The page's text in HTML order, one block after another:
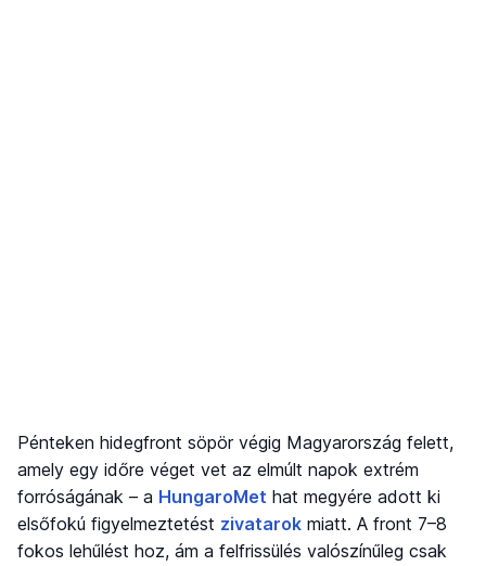
Pénteken hidegfront söpör végig Magyarország felett,
amely egy időre véget vet az elmúlt napok extrém
forróságának – a HungaroMet hat megyére adott ki
elsőfokú figyelmeztetést zivatarok miatt. A front 7–8
fokos lehűlést hoz, ám a felfrissülés valószínűleg csak